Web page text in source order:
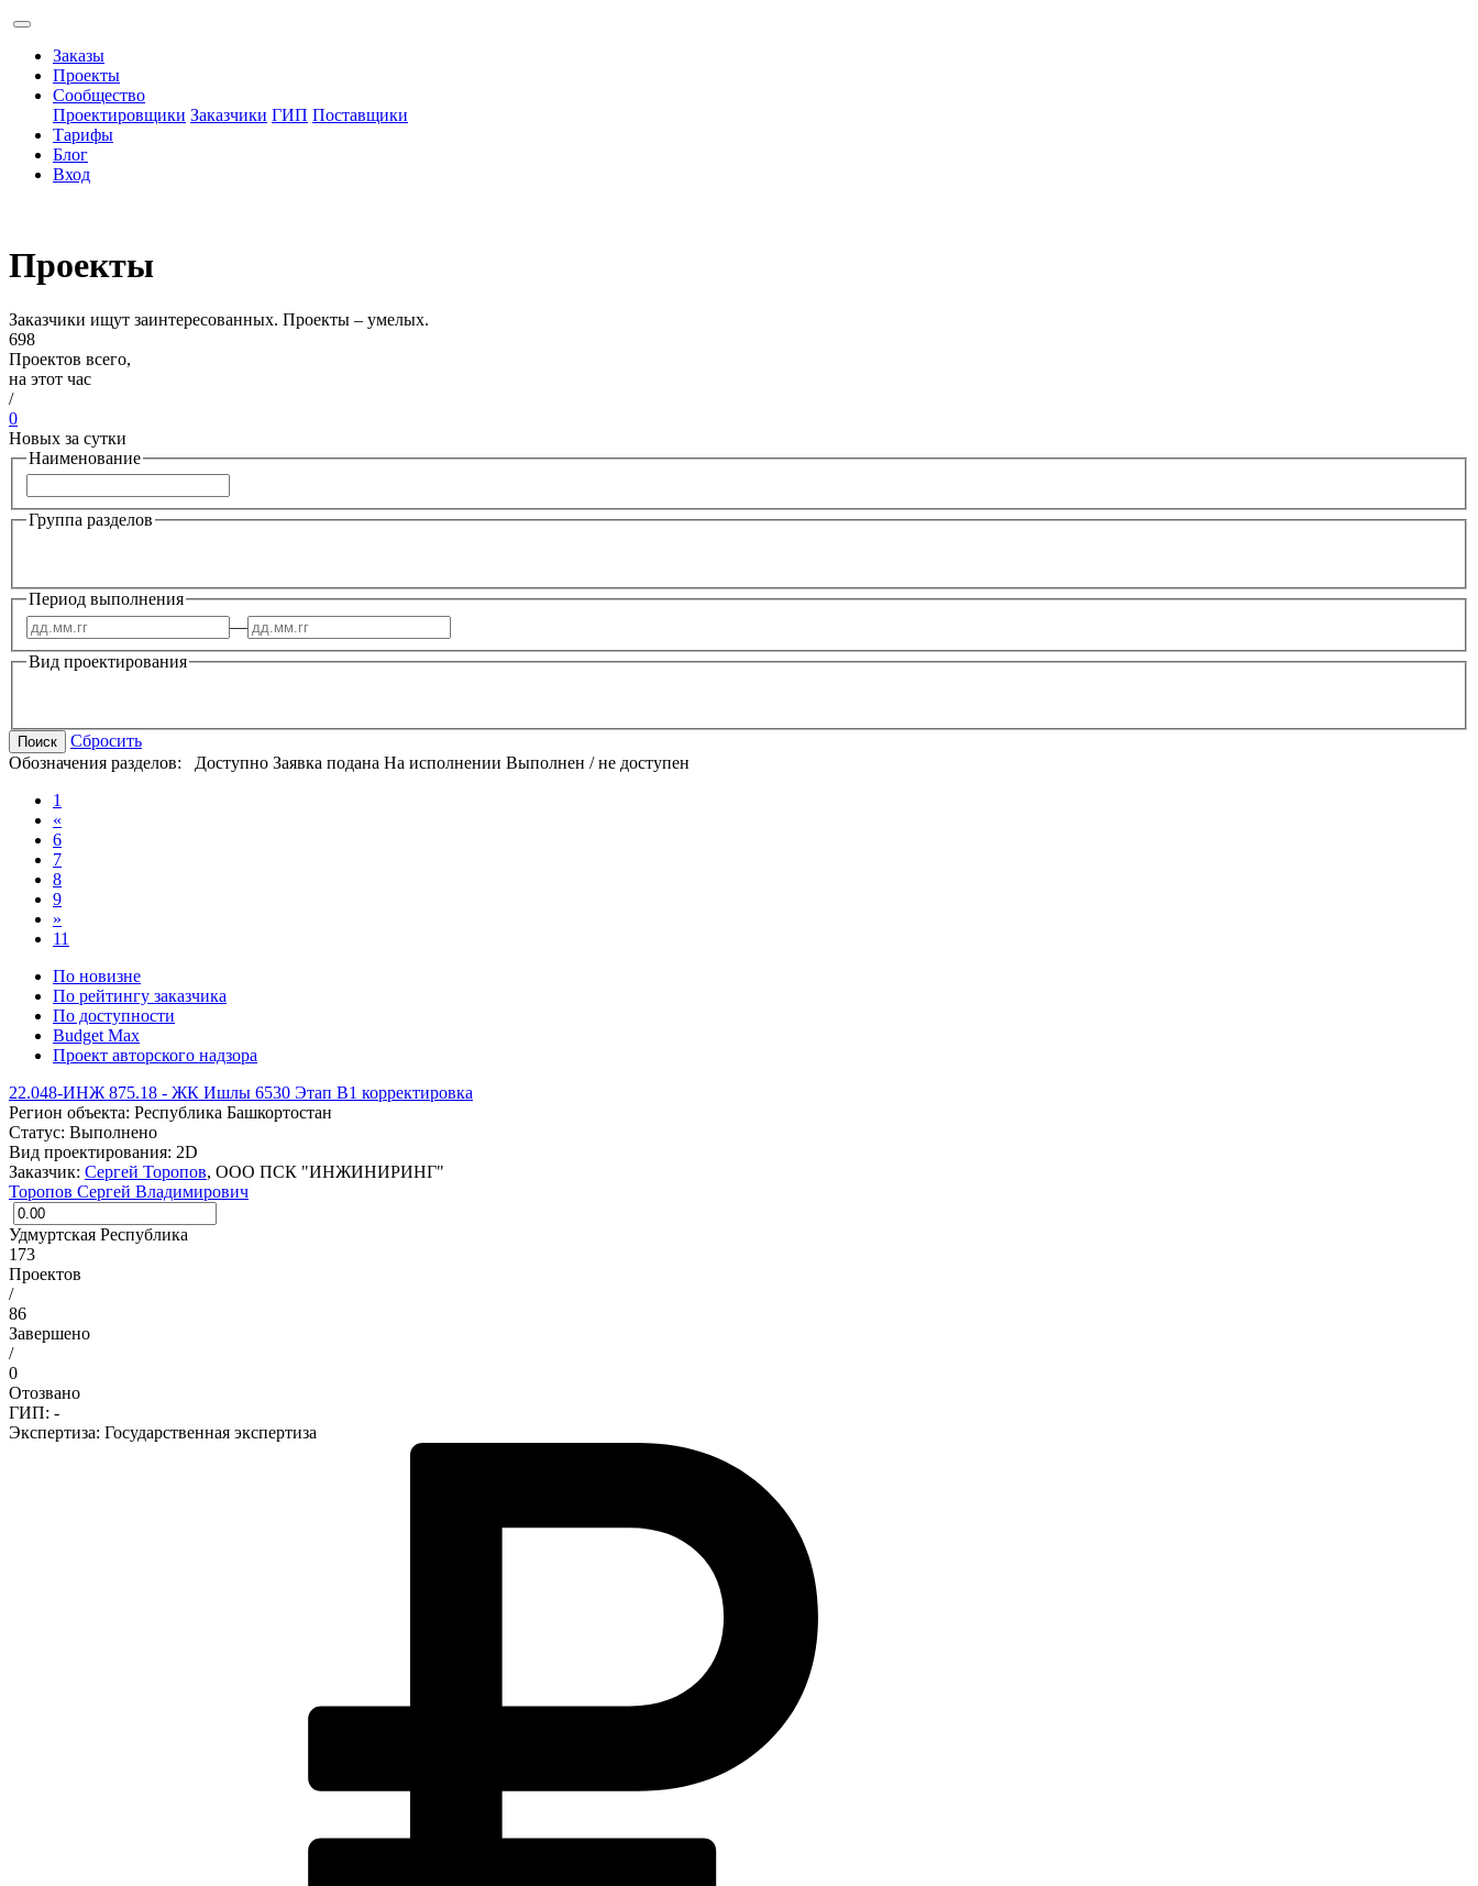
Заказы
Проекты
Сообщество
Проектировщики Заказчики ГИП Поставщики
Тарифы
Блог
Вход
Проекты
Заказчики ищут заинтересованных. Проекты – умелых.
698
Проектов всего,
на этот час
/
0
Новых за сутки
Наименование
Группа разделов
—
Период выполнения
Вид проектирования
Поиск
Сбросить
Обозначения разделов: Доступно Заявка подана На исполнении Выполнен / не доступен
1
«
6
7
8
9
»
11
По новизне
По рейтингу заказчика
По доступности
Budget Max
Проект авторского надзора
22.048-ИНЖ 875.18 - ЖК Ишлы 6530 Этап В1 корректировка
Регион объекта: Республика Башкортостан
Статус: Выполнено
Вид проектирования: 2D
Заказчик: Сергей Торопов, ООО ПСК "ИНЖИНИРИНГ"
Торопов Сергей Владимирович
Удмуртская Республика
173
Проектов
/
86
Завершено
/
0
Отозвано
ГИП: -
Экспертиза: Государственная экспертиза